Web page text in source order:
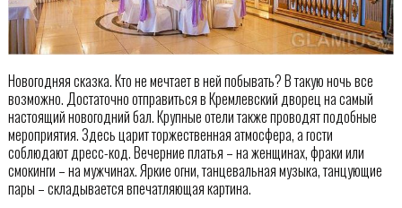
Новогодняя сказка. Кто не мечтает в ней побывать? В такую ночь все
возможно. Достаточно отправиться в Кремлевский дворец на самый
настоящий новогодний бал. Крупные отели также проводят подобные
мероприятия. Здесь царит торжественная атмосфера, а гости
соблюдают дресс-код. Вечерние платья – на женщинах, фраки или
смокинги – на мужчинах. Яркие огни, танцевальная музыка, танцующие
пары – складывается впечатляющая картина.